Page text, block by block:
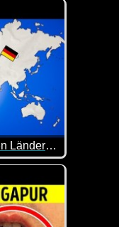
Warum spricht man in diesen Ländern Deutsch?
Deutsch als